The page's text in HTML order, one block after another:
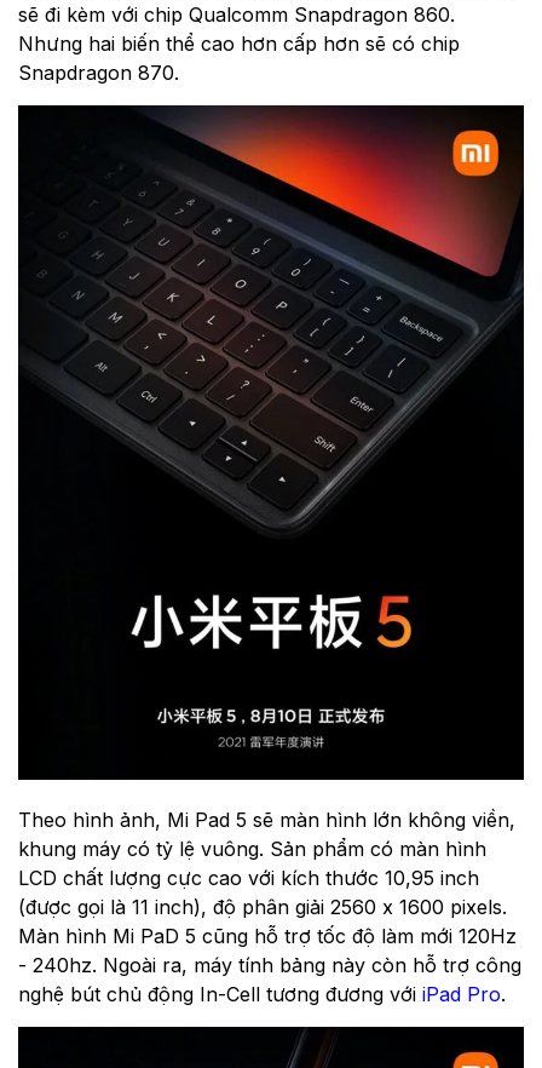
sẽ đi kèm với chip Qualcomm Snapdragon 860.
Nhưng hai biến thể cao hơn cấp hơn sẽ có chip
Snapdragon 870.
Theo hình ảnh, Mi Pad 5 sẽ màn hình lớn không viền,
khung máy có tỷ lệ vuông. Sản phẩm có màn hình
LCD chất lượng cực cao với kích thước 10,95 inch
(được gọi là 11 inch), độ phân giải 2560 x 1600 pixels.
Màn hình Mi PaD 5 cũng hỗ trợ tốc độ làm mới 120Hz
- 240hz. Ngoài ra, máy tính bảng này còn hỗ trợ công
nghệ bút chủ động In-Cell tương đương với iPad Pro.